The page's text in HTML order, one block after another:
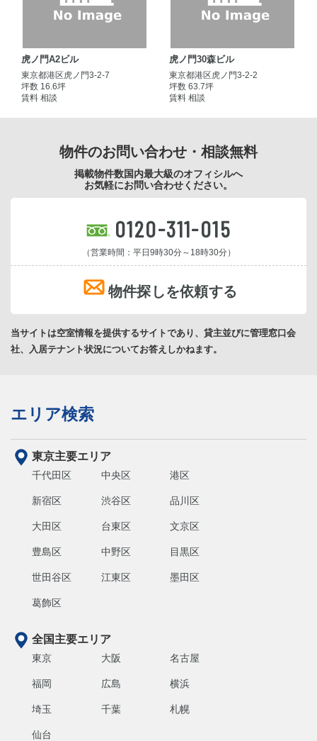
虎ノ門A2ビル
東京都港区虎ノ門3-2-7
坪数 16.6坪
賃料 相談
虎ノ門30森ビル
東京都港区虎ノ門3-2-2
坪数 63.7坪
賃料 相談
物件のお問い合わせ・相談無料
掲載物件数国内最大級のオフィシルへ
お気軽にお問い合わせください。
0120-311-015
（営業時間：平日9時30分～18時30分）
物件探しを依頼する
当サイトは空室情報を提供するサイトであり、貸主並びに管理窓口会
社、入居テナント状況についてお答えしかねます。
エリア検索
東京主要エリア
千代田区 中央区 港区
新宿区 渋谷区 品川区
大田区 台東区 文京区
豊島区 中野区 目黒区
世田谷区 江東区 墨田区
葛飾区
全国主要エリア
東京 大阪 名古屋
福岡 広島 横浜
埼玉 千葉 札幌
仙台